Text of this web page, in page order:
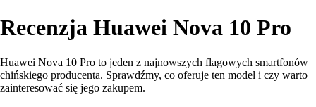
Recenzja Huawei Nova 10 Pro
Huawei Nova 10 Pro to jeden z najnowszych flagowych smartfonów
chińskiego producenta. Sprawdźmy, co oferuje ten model i czy warto
zainteresować się jego zakupem.